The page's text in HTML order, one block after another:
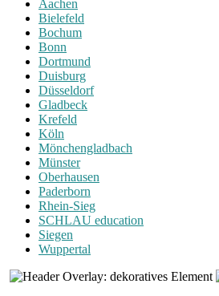
Aachen
Bielefeld
Bochum
Bonn
Dortmund
Duisburg
Düsseldorf
Gladbeck
Krefeld
Köln
Mönchengladbach
Münster
Oberhausen
Paderborn
Rhein-Sieg
SCHLAU education
Siegen
Wuppertal